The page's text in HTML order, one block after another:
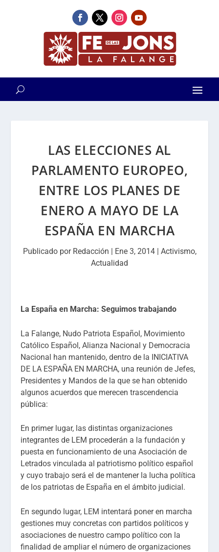
LAS ELECCIONES AL
PARLAMENTO EUROPEO,
ENTRE LOS PLANES DE
ENERO A MAYO DE LA
ESPAÑA EN MARCHA
Publicado por Redacción | Ene 3, 2014| Activismo,
Actualidad
La España en Marcha: Seguimos trabajando
La Falange, Nudo Patriota Español, Movimiento
Católico Español, Alianza Nacional y Democracia
Nacional han mantenido, dentro de la INICIATIVA
DE LA ESPAÑA EN MARCHA, una reunión de Jefes,
Presidentes y Mandos de la que se han obtenido
algunos acuerdos que merecen trascendencia
pública:
En primer lugar, las distintas organizaciones
integrantes de LEM procederán a la fundación y
puesta en funcionamiento de una Asociación de
Letrados vinculada al patriotismo político español
y cuyo trabajo será el de mantener la lucha política
de los patriotas de España en el ámbito judicial.
En segundo lugar, LEM intentará poner en marcha
gestiones muy concretas con partidos políticos y
asociaciones de nuestro campo político con la
finalidad de ampliar el número de organizaciones